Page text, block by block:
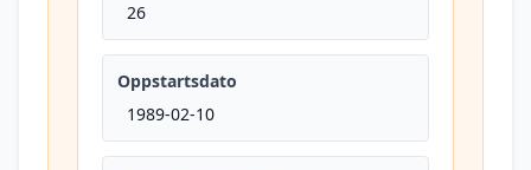
26
Oppstartsdato
1989-02-10